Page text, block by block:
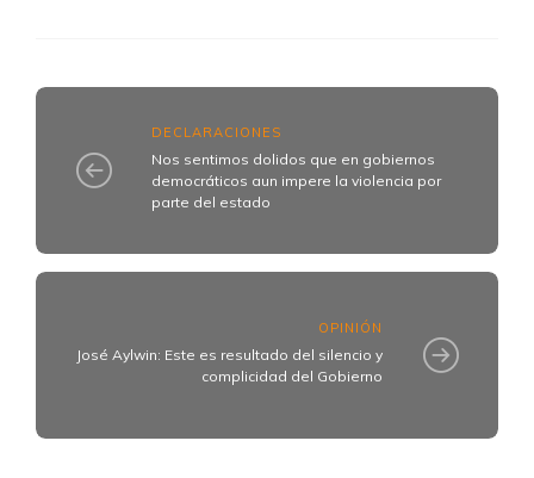
DECLARACIONES
Nos sentimos dolidos que en gobiernos
democráticos aun impere la violencia por
parte del estado
OPINIÓN
José Aylwin: Este es resultado del silencio y
complicidad del Gobierno